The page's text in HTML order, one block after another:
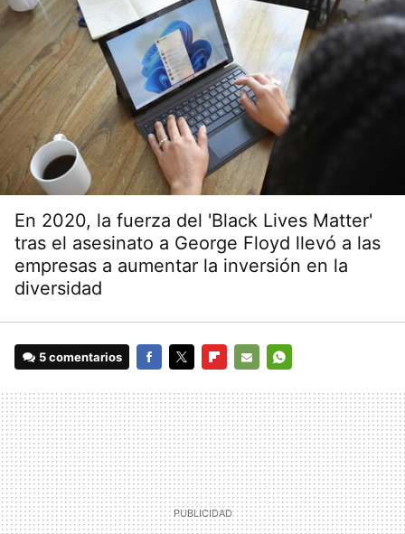
En 2020, la fuerza del 'Black Lives Matter'
tras el asesinato a George Floyd llevó a las
empresas a aumentar la inversión en la
diversidad
5 comentarios
MAIL